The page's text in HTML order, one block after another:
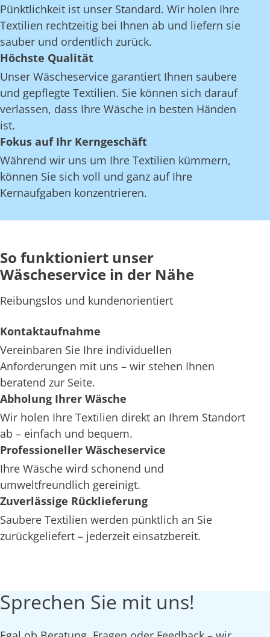
Pünktlichkeit ist unser Standard. Wir holen Ihre
Textilien rechtzeitig bei Ihnen ab und liefern sie
sauber und ordentlich zurück.
Höchste Qualität
Unser Wäscheservice garantiert Ihnen saubere
und gepflegte Textilien. Sie können sich darauf
verlassen, dass Ihre Wäsche in besten Händen
ist.
Fokus auf Ihr Kerngeschäft
Während wir uns um Ihre Textilien kümmern,
können Sie sich voll und ganz auf Ihre
Kernaufgaben konzentrieren.
So funktioniert unser
Wäscheservice in der Nähe
Reibungslos und kundenorientiert
Kontaktaufnahme
Vereinbaren Sie Ihre individuellen
Anforderungen mit uns – wir stehen Ihnen
beratend zur Seite.
Abholung Ihrer Wäsche
Wir holen Ihre Textilien direkt an Ihrem Standort
ab – einfach und bequem.
Professioneller Wäscheservice
Ihre Wäsche wird schonend und
umweltfreundlich gereinigt.
Zuverlässige Rücklieferung
Saubere Textilien werden pünktlich an Sie
zurückgeliefert – jederzeit einsatzbereit.
Sprechen Sie mit uns!